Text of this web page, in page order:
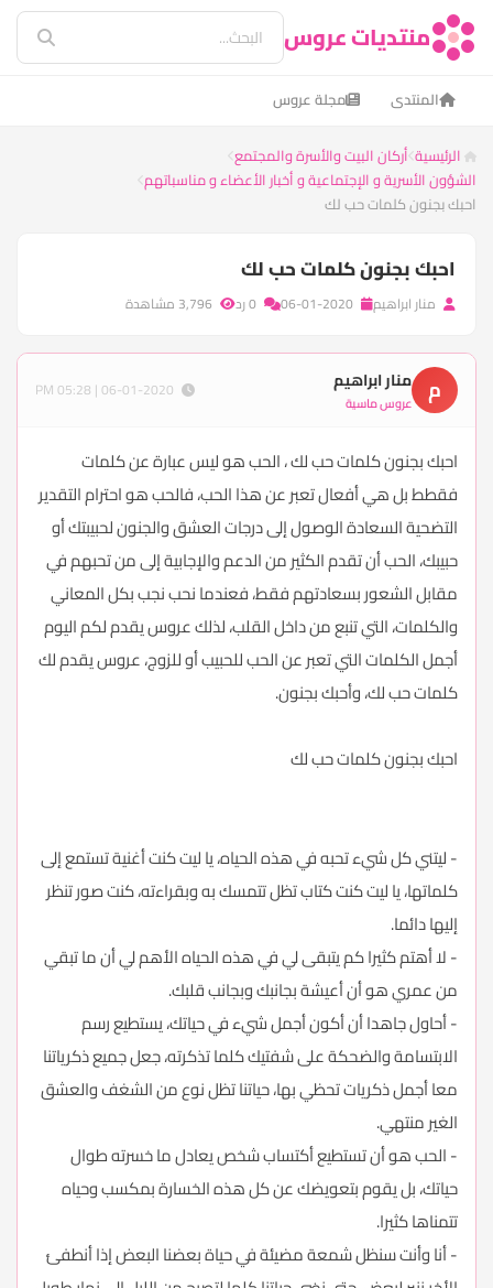
منتديات عروس
المنتدى مجلة عروس
الرئيسية أركان البيت والأسرة والمجتمع
الشؤون الأسرية و الإجتماعية و أخبار الأعضاء و مناسباتهم
احبك بجنون كلمات حب لك
احبك بجنون كلمات حب لك
منار ابراهيم
م منار ابراهيم
عروس ماسية
احبك بجنون كلمات حب لك ، الحب هو ليس عبارة عن كلمات
فقطط بل هي أفعال تعبر عن هذا الحب، فالحب هو احترام التقدير
التضحية السعادة الوصول إلى درجات العشق والجنون لحبيبتك أو
حبيبك، الحب أن تقدم الكثير من الدعم والإجابية إلى من تحبهم في
مقابل الشعور بسعادتهم فقط، فعندما نحب نجب بكل المعاني
والكلمات، التي تنبع من داخل القلب، لذلك عروس يقدم لكم اليوم
أجمل الكلمات التي تعبر عن الحب للحبيب أو للزوج، عروس يقدم لك
كلمات حب لك، وأحبك بجنون.
احبك بجنون كلمات حب لك
- ليتني كل شيء تحبه في هذه الحياه، يا ليت كنت أغنية تستمع إلى
كلماتها، يا ليت كنت كتاب تظل تتمسك به وبقراءته، كنت صور تنظر
إليها دائما.
- لا أهتم كثيرا كم يتبقى لي في هذه الحياه الأهم لي أن ما تبقي
من عمري هو أن أعيشة بجانبك وبجانب قلبك.
- أحاول جاهدا أن أكون أجمل شيء في حياتك، يستطيع رسم
الابتسامة والضحكة على شفتيك كلما تذكرته، جعل جميع ذكرياتنا
معا أجمل ذكريات تحظي بها، حياتنا تظل نوع من الشغف والعشق
الغير منتهي.
- الحب هو أن تستطيع أكتساب شخص يعادل ما خسرته طوال
حياتك، بل يقوم بتعويضك عن كل هذه الخسارة بمكسب وحياه
تتمناها كثيرا.
- أنا وأنت سنظل شمعة مضيئة في حياة بعضنا البعض إذا أنطفئ